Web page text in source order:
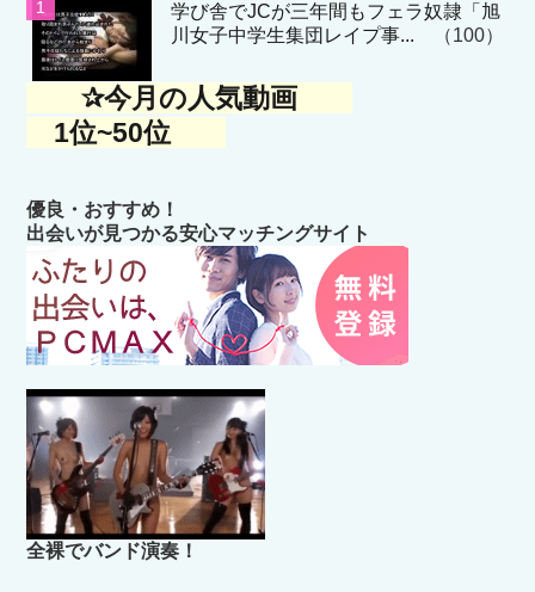
学び舎でJCが三年間もフェラ奴隷「旭
川女子中学生集団レイプ事... （100）
✰今月の人気動画
1位~50位
優良・おすすめ！
出会いが見つかる安心マッチングサイト
全裸でバンド演奏！